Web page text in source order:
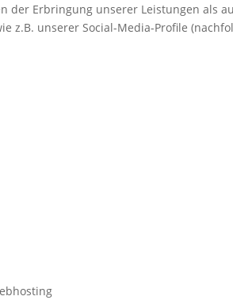
der Erbringung unserer Leistungen als
z.B. unserer Social-Media-Profile